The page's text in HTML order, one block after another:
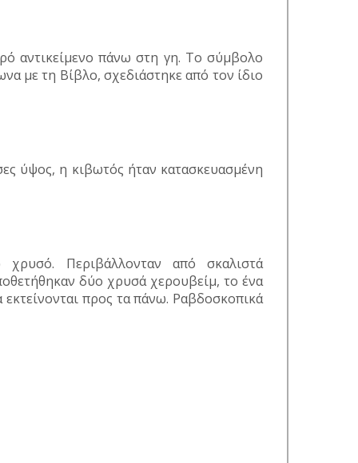
αντικείμενο πάνω στη γη. Το σύμβολο
με τη Βίβλο, σχεδιάστηκε από τον ίδιο
ύψος, η κιβωτός ήταν κατασκευασμένη
Περιβάλλονταν από σκαλιστά
δύο χρυσά χερουβείμ, το ένα
προς τα πάνω. Ραβδοσκοπικά